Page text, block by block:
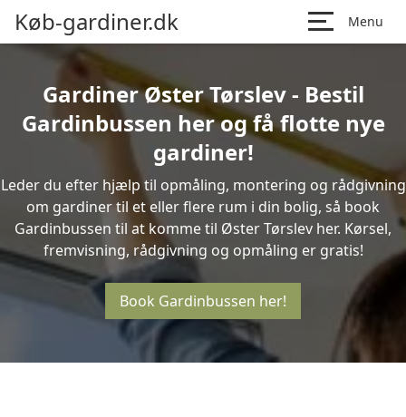
Køb-gardiner.dk Menu
Gardiner Øster Tørslev - Bestil
Gardinbussen her og få flotte nye
gardiner!
Leder du efter hjælp til opmåling, montering og rådgivning
om gardiner til et eller flere rum i din bolig, så book
Gardinbussen til at komme til Øster Tørslev her. Kørsel,
fremvisning, rådgivning og opmåling er gratis!
Book Gardinbussen her!